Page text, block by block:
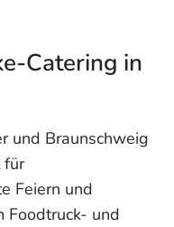
Catering in
und Braunschweig
für
Feiern und
Foodtruck- und